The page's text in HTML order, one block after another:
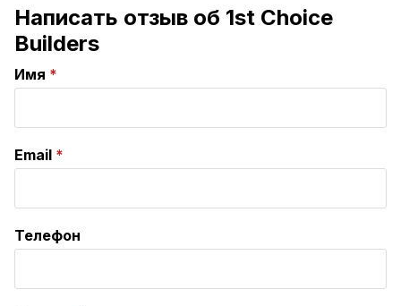
Написать отзыв об 1st Choice
Builders
Имя
Email
Телефон